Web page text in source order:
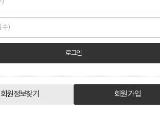
회원정보찾기 회원 가입